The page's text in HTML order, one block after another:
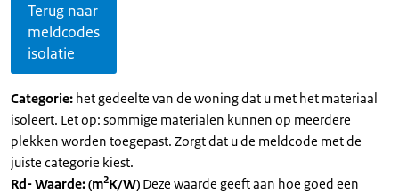
Terug naar
meldcodes
isolatie
Categorie: het gedeelte van de woning dat u met het materiaal
isoleert. Let op: sommige materialen kunnen op meerdere
plekken worden toegepast. Zorgt dat u de meldcode met de
juiste categorie kiest.
Rd- Waarde: (m2K/W) Deze waarde geeft aan hoe goed een